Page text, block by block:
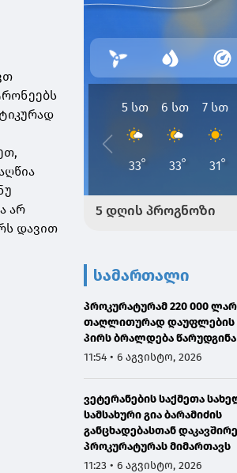
არ
დავით
სამართალი
პროკურატურამ 220 000
თაღლითურად დაუფლების
პირს ბრალდება წარუდგინა
11:54 • 6 აგვისტო, 2026
ვეტერანების საქმეთა
სამსახური გია ბარამიძის
განცხადებასთან
პროკურატურას მიმართავს
11:23 • 6 აგვისტო, 2026